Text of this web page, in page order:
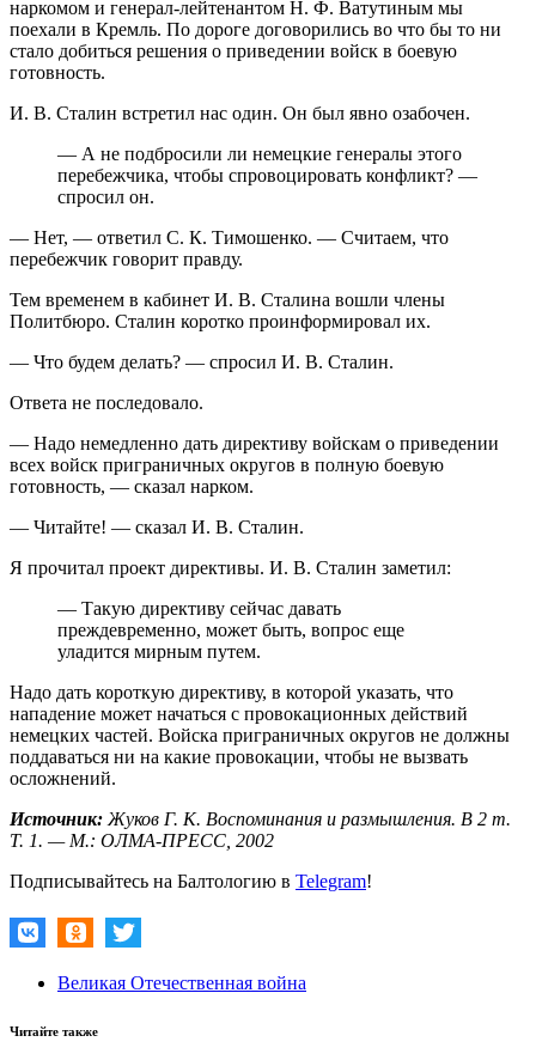
наркомом и генерал-лейтенантом Н. Ф. Ватутиным мы
поехали в Кремль. По дороге договорились во что бы то ни
стало добиться решения о приведении войск в боевую
готовность.
И. В. Сталин встретил нас один. Он был явно озабочен.
— А не подбросили ли немецкие генералы этого
перебежчика, чтобы спровоцировать конфликт? —
спросил он.
— Нет, — ответил С. К. Тимошенко. — Считаем, что
перебежчик говорит правду.
Тем временем в кабинет И. В. Сталина вошли члены
Политбюро. Сталин коротко проинформировал их.
— Что будем делать? — спросил И. В. Сталин.
Ответа не последовало.
— Надо немедленно дать директиву войскам о приведении
всех войск приграничных округов в полную боевую
готовность, — сказал нарком.
— Читайте! — сказал И. В. Сталин.
Я прочитал проект директивы. И. В. Сталин заметил:
— Такую директиву сейчас давать
преждевременно, может быть, вопрос еще
уладится мирным путем.
Надо дать короткую директиву, в которой указать, что
нападение может начаться с провокационных действий
немецких частей. Войска приграничных округов не должны
поддаваться ни на какие провокации, чтобы не вызвать
осложнений.
Источник: Жуков Г. К. Воспоминания и размышления. В 2 т.
Т. 1. — М.: ОЛМА-ПРЕСС, 2002
Подписывайтесь на Балтологию в Telegram!
Великая Отечественная война
Читайте также